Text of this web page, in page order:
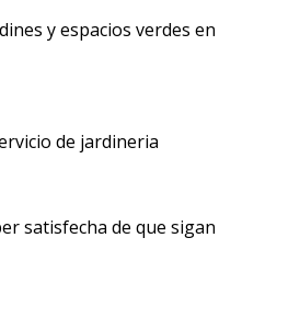
y espacios verdes en
de jardineria
satisfecha de que sigan